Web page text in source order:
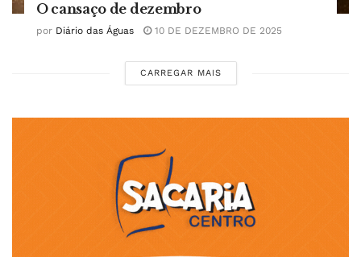
O cansaço de dezembro
por Diário das Águas 10 DE DEZEMBRO DE 2025
CARREGAR MAIS